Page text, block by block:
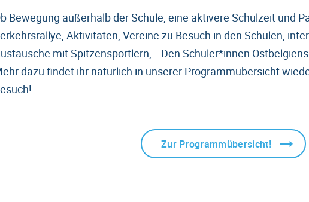
Bewegung außerhalb der Schule, eine aktivere Schulzeit und
Aktivitäten, Vereine zu Besuch in den Schulen,
mit Spitzensportlern,… Den Schüler*innen
dazu findet ihr natürlich in unserer Programmübersicht
Zur Programmübersicht!